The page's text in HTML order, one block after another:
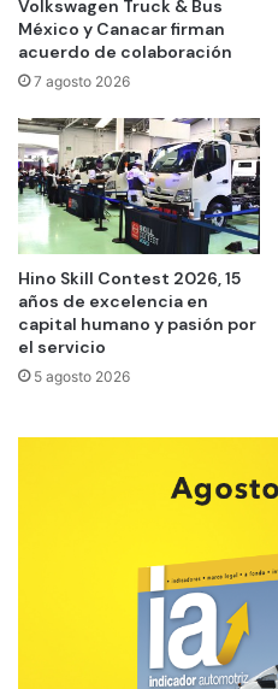
Volkswagen Truck & Bus
México y Canacar firman
acuerdo de colaboración
7 agosto 2026
Hino Skill Contest 2026, 15
años de excelencia en
capital humano y pasión por
el servicio
5 agosto 2026